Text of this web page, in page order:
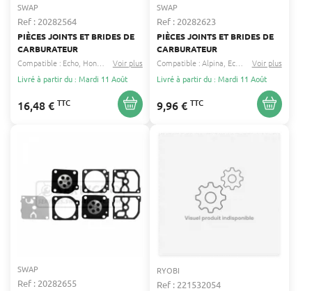
SWAP
Ref : 20282564
PIÈCES JOINTS ET BRIDES DE
CARBURATEUR
Compatible : Echo Honda ...Voir plus
Livré à partir du : Mardi 11 Août
16,48 € TTC
SWAP
Ref : 20282623
PIÈCES JOINTS ET BRIDES DE
CARBURATEUR
Compatible :Alpina Echo
Voir plus
Livré à partir du : Mardi 11 Août
9,96 € TTC
SWAP
Ref : 20282655
RYOBI
Ref : 221532054